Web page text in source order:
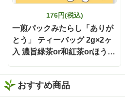
で、飲み終わった後の茶殻
の後始末も手軽🗑️ 本格的な
お茶をもっと身近に楽しみ
たい時にも嬉しい存在です
🌿 お茶どころ静岡ならでは
の、新しい晩酌スタイル
「静岡割」 お酒好きさんも
緑茶好きさんも、保存して
おうち時間に試してみてく
176円(税込)
一煎パックみたらし「ありが
とう」 ティーバッグ 2g×2ヶ
入 濃旨緑茶or和紅茶orほうじ
おすすめ商品